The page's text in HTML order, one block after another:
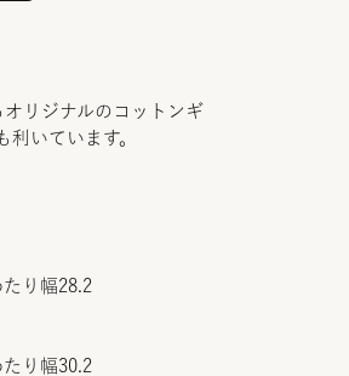
リジナルのコットンギ
いています。
り幅28.2
り幅30.2